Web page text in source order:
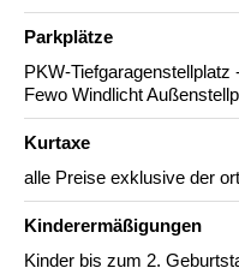
Parkplätze
PKW-Tiefgaragenstellplatz
Fewo Windlicht
Kurtaxe
alle Preise exklusive der
Kinderermäßigungen
Kinder bis zum 2.